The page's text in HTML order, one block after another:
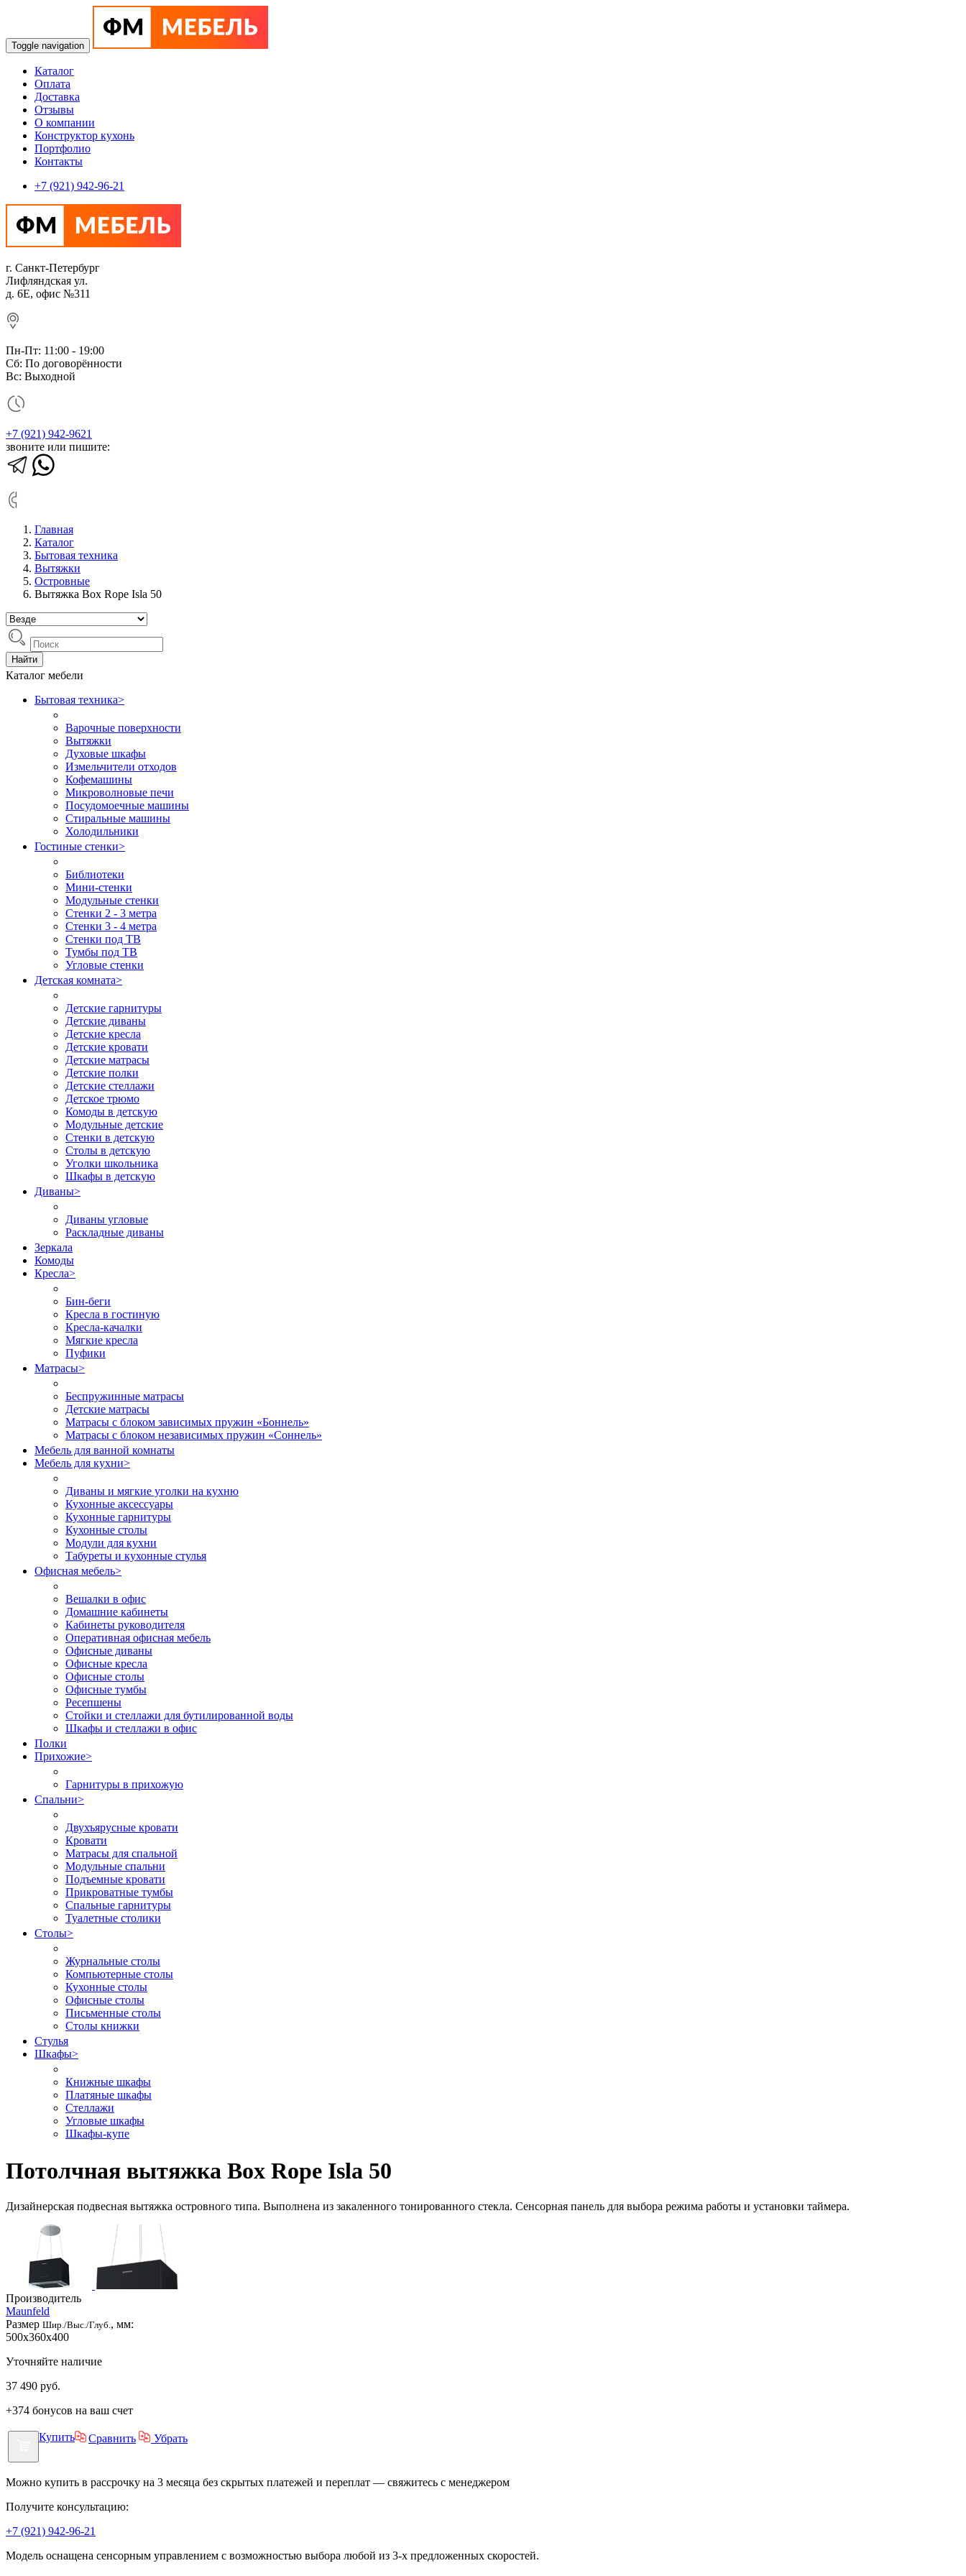
Toggle navigation
Каталог
Оплата
Доставка
Отзывы
О компании
Конструктор кухонь
Портфолио
Контакты
+7 (921) 942-96-21
г. Санкт-Петербург
Лифляндская ул.
д. 6Е, офис №311
Пн-Пт: 11:00 - 19:00
Сб: По договорённости
Вс: Выходной
+7 (921) 942-9621
звоните или пишите:
Главная
Каталог
Бытовая техника
Вытяжки
Островные
Вытяжка Box Rope Isla 50
Найти
Каталог мебели
Бытовая техника>
Варочные поверхности
Вытяжки
Духовые шкафы
Измельчители отходов
Кофемашины
Микроволновые печи
Посудомоечные машины
Стиральные машины
Холодильники
Гостиные стенки>
Библиотеки
Мини-стенки
Модульные стенки
Стенки 2 - 3 метра
Стенки 3 - 4 метра
Стенки под ТВ
Тумбы под ТВ
Угловые стенки
Детская комната>
Детские гарнитуры
Детские диваны
Детские кресла
Детские кровати
Детские матрасы
Детские полки
Детские стеллажи
Детское трюмо
Комоды в детскую
Модульные детские
Стенки в детскую
Столы в детскую
Уголки школьника
Шкафы в детскую
Диваны>
Диваны угловые
Раскладные диваны
Зеркала
Комоды
Кресла>
Бин-беги
Кресла в гостиную
Кресла-качалки
Мягкие кресла
Пуфики
Матрасы>
Беспружинные матрасы
Детские матрасы
Матрасы с блоком зависимых пружин «Боннель»
Матрасы с блоком независимых пружин «Соннель»
Мебель для ванной комнаты
Мебель для кухни>
Диваны и мягкие уголки на кухню
Кухонные аксессуары
Кухонные гарнитуры
Кухонные столы
Модули для кухни
Табуреты и кухонные стулья
Офисная мебель>
Вешалки в офис
Домашние кабинеты
Кабинеты руководителя
Оперативная офисная мебель
Офисные диваны
Офисные кресла
Офисные столы
Офисные тумбы
Ресепшены
Стойки и стеллажи для бутилированной воды
Шкафы и стеллажи в офис
Полки
Прихожие>
Гарнитуры в прихожую
Спальни>
Двухъярусные кровати
Кровати
Матрасы для спальной
Модульные спальни
Подъемные кровати
Прикроватные тумбы
Спальные гарнитуры
Туалетные столики
Столы>
Журнальные столы
Компьютерные столы
Кухонные столы
Офисные столы
Письменные столы
Столы книжки
Стулья
Шкафы>
Книжные шкафы
Платяные шкафы
Стеллажи
Угловые шкафы
Шкафы-купе
Потолчная вытяжка Box Rope Isla 50
Дизайнерская подвесная вытяжка островного типа. Выполнена из закаленного тонированного стекла. Сенсорная панель для выбора режима работы и установки таймера.
Производитель
Maunfeld
Размер Шир./Выс./Глуб. , мм:
500x360x400
Уточняйте наличие
37 490 руб.
+374 бонусов на ваш счет
Купить Сравнить Убрать
Можно купить в рассрочку на 3 месяца без скрытых платежей и переплат — свяжитесь с менеджером
Получите консультацию:
+7 (921) 942-96-21
Модель оснащена сенсорным управлением с возможностью выбора любой из 3-х предложенных скоростей.